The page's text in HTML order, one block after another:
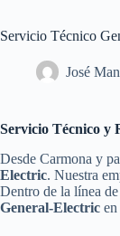
Servicio Técnico
José
Servicio Técnico y
Desde Carmona y
Electric. Nuestra
Dentro de la línea
General-Electric en